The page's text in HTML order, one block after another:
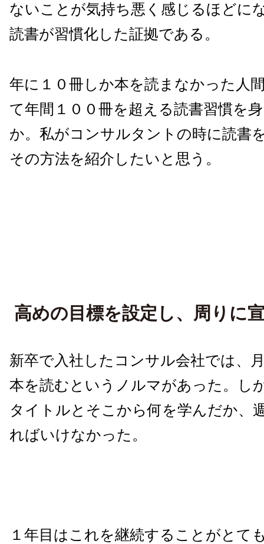
ないことが気持ち悪く感じるほどに
読書が習慣化した証拠である。
年に１０冊しか本を読まなかった人
て年間１００冊を超える読書習慣を
か。私がコンサルタントの時に読書
その方法を紹介したいと思う。
高めの目標を設定し、周りに
新卒で入社したコンサル会社では、
本を読むというノルマがあった。し
タイトルとそこから何を学んだか、
ればいけなかった。
１年目はこれを継続することがとて